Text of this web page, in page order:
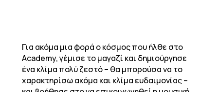
Για ακόμα μια φορά ο κόσμος που ήλθε στο
Academy, γέμισε το μαγαζί και δημιούργησε
ένα κλίμα πολύ ζεστό – θα μπορούσα να το
χαρακτηρίσω ακόμα και κλίμα ευδαιμονίας –